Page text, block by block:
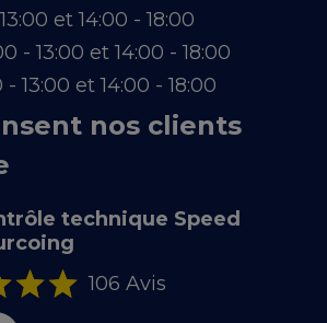
et 14:00 - 18:00
- 13:00 et 14:00 - 18:00
13:00 et 14:00 - 18:00
nos clients
technique Speed
106 Avis